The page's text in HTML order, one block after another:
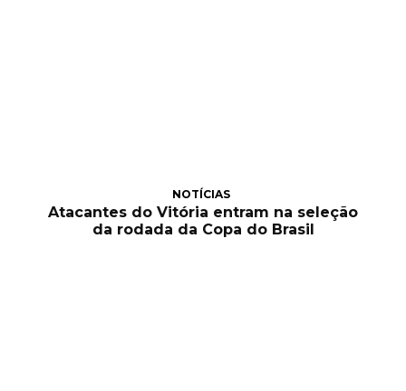
NOTÍCIAS
Atacantes do Vitória entram na seleção
da rodada da Copa do Brasil